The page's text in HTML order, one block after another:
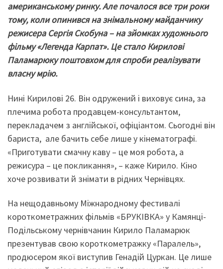
американському ринку. Але почалося все три роки
тому, коли опинився на знімальному майданчику
режисера Сергія Скобуна–на зйомках художнього
фільму «Легенда Карпат». Цестало Кирилові
Паламарюку поштовхом для спробиреалізувати
власну мрію.
Нині Кирилові 26. Він одружений і виховує сина, за
плечима робота продавцем-консультантом,
перекладачем з англійської, офіціантом. Сьогодні він
бариста, але бачить себе лише у кінематографі.
«Приготувати смачну каву – це моя робота, а
режисура – це покликання», – каже Кирило. Кіно
хоче розвивати й знімати в рідних Чернівцях.
На нещодавньому Міжнародному фестивалі
короткометражних фільмів «БРУКІВКА» у Камянці-
Подільському чернівчанин Кирило Паламарюк
презентував свою короткометражку «Паралель»,
продюсером якої виступив Генадій Цуркан. Це лише